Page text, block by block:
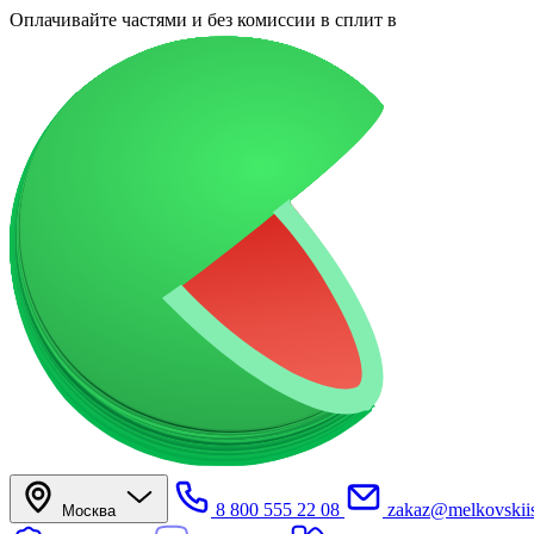
Оплачивайте частями и без комиссии в сплит в
Москва 8 800 555 22 08